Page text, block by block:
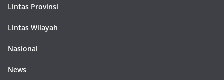
Lintas Provinsi
Lintas Wilayah
Nasional
News